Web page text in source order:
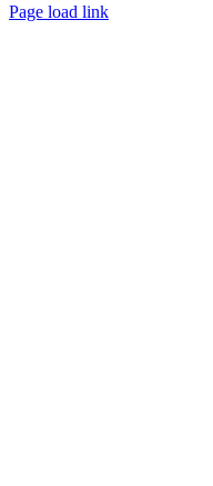
Page load link